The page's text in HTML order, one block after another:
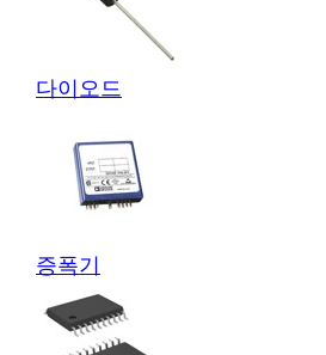
다이오드
증폭기